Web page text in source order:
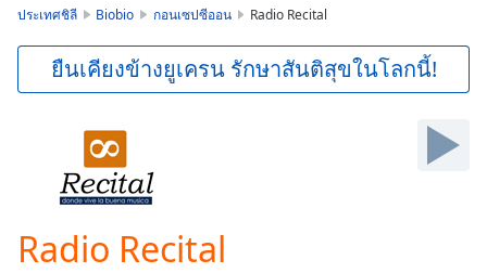
Current
Time0:00
ประเทศชิลี Biobio กอนเซปซีออน Radio Recital
ยืนเคียงข้างยูเครน รักษาสันติสุขในโลกนี้!
Radio Recital